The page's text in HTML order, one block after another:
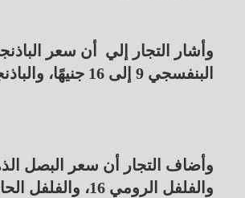
البنفسجي 9 إلى 16 جنيهًا، والباذنجان الرومي 6.5 إلى 12 جنيهًا.
والفلفل الرومي 16، والفلفل الحامي 16 جنيهًا، والفلفل الألوان 15 إلى 30.